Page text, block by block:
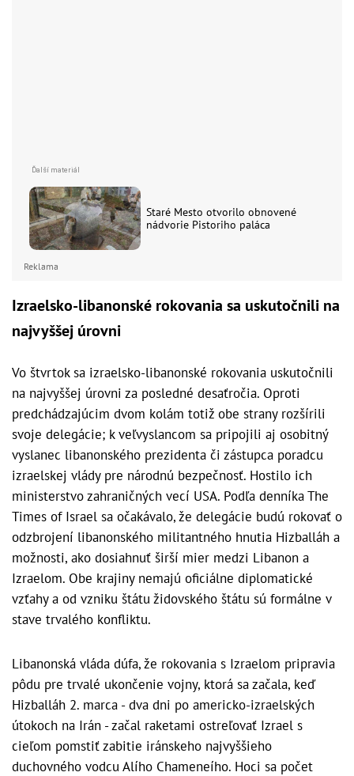
Staré Mesto otvorilo obnovené
nádvorie Pistoriho paláca
Reklama
Izraelsko-libanonské rokovania sa uskutočnili na
najvyššej úrovni
Vo štvrtok sa izraelsko-libanonské rokovania uskutočnili
na najvyššej úrovni za posledné desaťročia. Oproti
predchádzajúcim dvom kolám totiž obe strany rozšírili
svoje delegácie; k veľvyslancom sa pripojili aj osobitný
vyslanec libanonského prezidenta či zástupca poradcu
izraelskej vlády pre národnú bezpečnosť. Hostilo ich
ministerstvo zahraničných vecí USA. Podľa denníka The
Times of Israel sa očakávalo, že delegácie budú rokovať o
odzbrojení libanonského militantného hnutia Hizballáh a
možnosti, ako dosiahnuť širší mier medzi Libanon a
Izraelom. Obe krajiny nemajú oficiálne diplomatické
vzťahy a od vzniku štátu židovského štátu sú formálne v
stave trvalého konfliktu.
Libanonská vláda dúfa, že rokovania s Izraelom pripravia
pôdu pre trvalé ukončenie vojny, ktorá sa začala, keď
Hizballáh 2. marca - dva dni po americko-izraelských
útokoch na Irán - začal raketami ostreľovať Izrael s
cieľom pomstiť zabitie iránskeho najvyššieho
duchovného vodcu Alího Chameneího. Hoci sa počet